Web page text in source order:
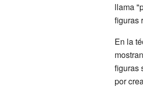
llama
figuras
En la
figuras
por